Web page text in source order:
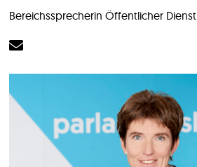
Bereichssprecherin Öffentlicher Dienst